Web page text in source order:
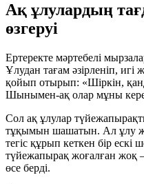
Ақ ұлулардың
өзгеруі
Ертеректе мәртебелі
Ұлудан тағам әзірленіп, игі
қойып отырып: «Шіркін,
Шынымен-ақ олар мұны
Сол ақ ұлулар
тұқымын шашатын. Ал ұлу
тегіс құрып кеткен бір
түйежапырақ жоғалған жоқ
өсе берді.